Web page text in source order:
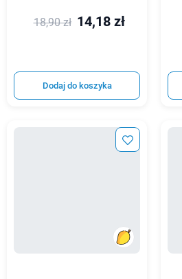
18,90 zł 14,18 zł
Dodaj do koszyka